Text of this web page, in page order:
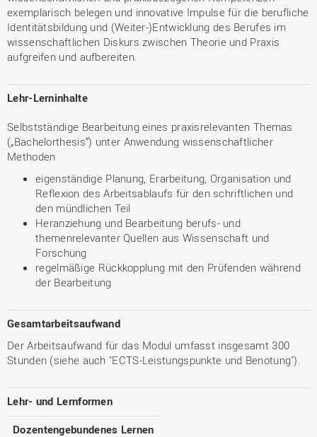
exemplarisch belegen und innovative Impulse für die berufliche
Identitätsbildung und (Weiter-)Entwicklung des Berufes im
wissenschaftlichen Diskurs zwischen Theorie und Praxis
aufgreifen und aufbereiten.
Lehr-Lerninhalte
Selbstständige Bearbeitung eines praxisrelevanten Themas
(„Bachelorthesis“) unter Anwendung wissenschaftlicher
Methoden
eigenständige Planung, Erarbeitung, Organisation und
Reflexion des Arbeitsablaufs für den schriftlichen und
den mündlichen Teil
Heranziehung und Bearbeitung berufs- und
themenrelevanter Quellen aus Wissenschaft und
Forschung
regelmäßige Rückkopplung mit den Prüfenden während
der Bearbeitung
Gesamtarbeitsaufwand
Der Arbeitsaufwand für das Modul umfasst insgesamt 300
Stunden (siehe auch "ECTS-Leistungspunkte und Benotung").
Lehr- und Lernformen
Dozentengebundenes Lernen